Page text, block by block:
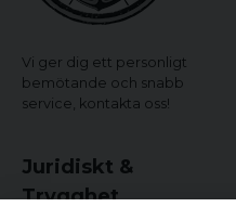
Vi ger dig ett personligt
bemötande och snabb
service, kontakta oss!
Juridiskt &
Trygghet